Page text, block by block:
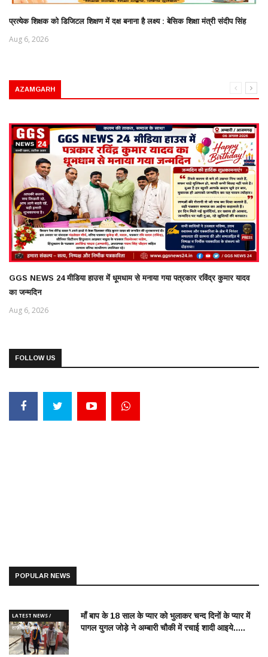
प्रत्येक शिक्षक को डिजिटल शिक्षण में दक्ष बनाना है लक्ष्य : बेसिक शिक्षा मंत्री संदीप सिंह
Aug 6, 2026
AZAMGARH
GGS NEWS 24 मीडिया हाउस में धूमधाम से मनाया गया पत्रकार रविंद्र कुमार यादव
का जन्मदिन
Aug 6, 2026
FOLLOW US
POPULAR NEWS
LATEST NEWS /
ताज़ातरीन खबरें
माँ बाप के 18 साल के प्यार को भुलाकर चन्द दिनों के प्यार में
पागल युगल जोड़े ने अम्बारी चौकी में रचाई शादी आइये.....